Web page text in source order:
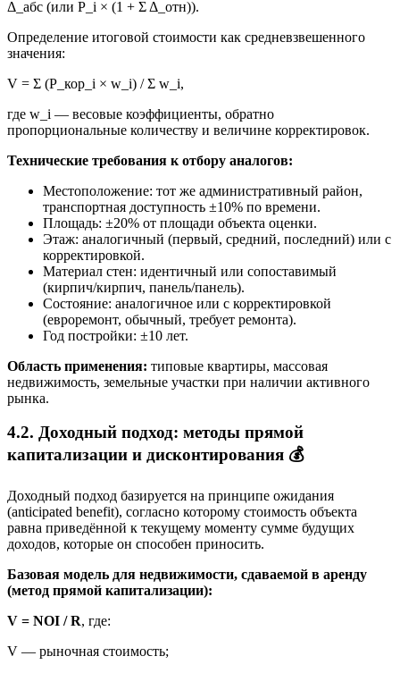
Δ_абс (или P_i × (1 + Σ Δ_отн)).
Определение итоговой стоимости как средневзвешенного
значения:
V = Σ (P_кор_i × w_i) / Σ w_i,
где w_i — весовые коэффициенты, обратно
пропорциональные количеству и величине корректировок.
Технические требования к отбору аналогов:
Местоположение: тот же административный район,
транспортная доступность ±10% по времени.
Площадь: ±20% от площади объекта оценки.
Этаж: аналогичный (первый, средний, последний) или с
корректировкой.
Материал стен: идентичный или сопоставимый
(кирпич/кирпич, панель/панель).
Состояние: аналогичное или с корректировкой
(евроремонт, обычный, требует ремонта).
Год постройки: ±10 лет.
Область применения: типовые квартиры, массовая
недвижимость, земельные участки при наличии активного
рынка.
4.2. Доходный подход: методы прямой
капитализации и дисконтирования 💰
Доходный подход базируется на принципе ожидания
(anticipated benefit), согласно которому стоимость объекта
равна приведённой к текущему моменту сумме будущих
доходов, которые он способен приносить.
Базовая модель для недвижимости, сдаваемой в аренду
(метод прямой капитализации):
V = NOI / R, где:
V — рыночная стоимость;